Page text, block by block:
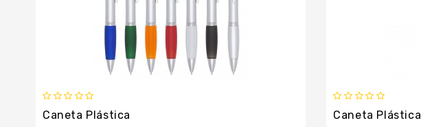
Caneta Plástica Caneta Plástica